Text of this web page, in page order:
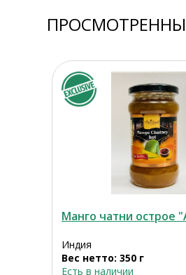
Манго чатни острое
Индия
Вес нетто: 350 г
Есть в наличии